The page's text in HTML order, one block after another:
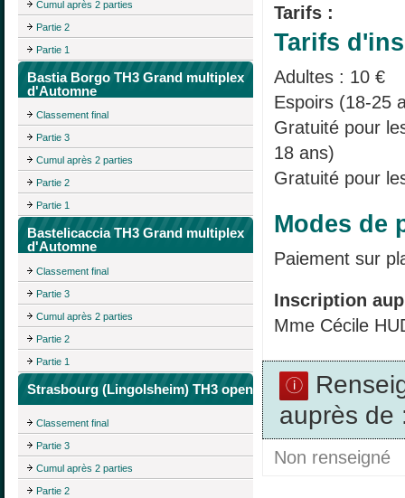
Cumul après 2 parties
Partie 2
Partie 1
Bastia Borgo TH3 Grand multiplex
d'Automne
Classement final
Partie 3
Cumul après 2 parties
Partie 2
Partie 1
Bastelicaccia TH3 Grand multiplex
d'Automne
Classement final
Partie 3
Cumul après 2 parties
Partie 2
Partie 1
Strasbourg (Lingolsheim) TH3 open
Classement final
Partie 3
Cumul après 2 parties
Partie 2
Tarifs :
Tarifs
Adultes : 10 €
Espoirs (18-25
Gratuité pour
18 ans)
Gratuité pour
Modes de
Paiement sur
Inscription
Mme Cécile
auprès de
Non renseigné